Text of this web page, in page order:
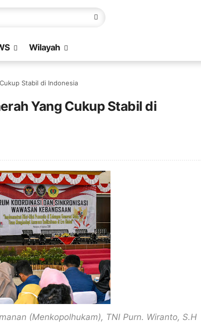
Wilayah
Stabil di Indonesia
Yang Cukup Stabil di
(Menkopolhukam), TNI Purn. Wiranto, S.H